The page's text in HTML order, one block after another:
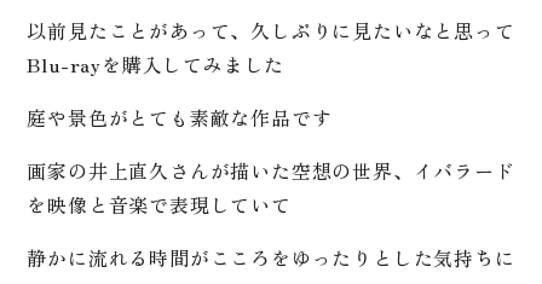
以前見たことがあって、久しぶりに見たいなと思って
Blu-rayを購入してみました
庭や景色がとても素敵な作品です
画家の井上直久さんが描いた空想の世界、イバラード
を映像と音楽で表現していて
静かに流れる時間がこころをゆったりとした気持ちに